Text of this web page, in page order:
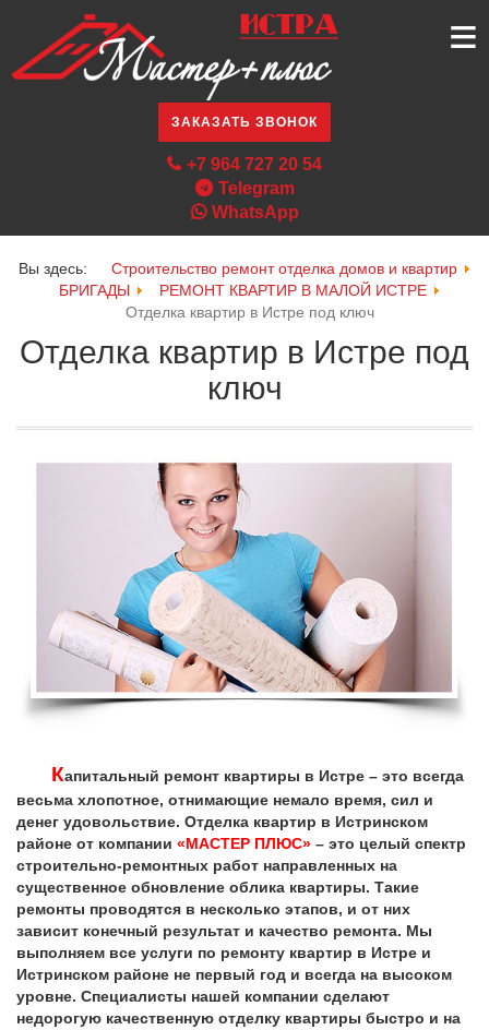
≡
ЗАКАЗАТЬ ЗВОНОК
+7 964 727 20 54
Telegram
WhatsApp
Вы здесь:
Строительство ремонт отделка домов и квартир
БРИГАДЫ
РЕМОНТ КВАРТИР В МАЛОЙ ИСТРЕ
Отделка квартир в Истре под ключ
Отделка квартир в Истре под
ключ
Капитальный ремонт квартиры в Истре – это всегда
весьма хлопотное, отнимающие немало время, сил и
денег удовольствие. Отделка квартир в Истринском
районе от компании «МАСТЕР ПЛЮС» – это целый спектр
строительно-ремонтных работ направленных на
существенное обновление облика квартиры. Такие
ремонты проводятся в несколько этапов, и от них
зависит конечный результат и качество ремонта. Мы
выполняем все услуги по ремонту квартир в Истре и
Истринском районе не первый год и всегда на высоком
уровне. Специалисты нашей компании сделают
недорогую качественную отделку квартиры быстро и на